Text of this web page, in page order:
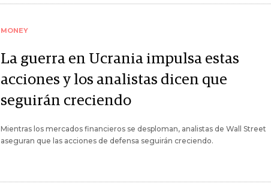
MONEY
La guerra en Ucrania impulsa estas
acciones y los analistas dicen que
seguirán creciendo
Mientras los mercados financieros se desploman, analistas de Wall Street
aseguran que las acciones de defensa seguirán creciendo.